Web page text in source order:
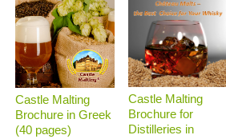
Castle Malting
Brochure in Greek
(40 pages)
Castle Malting
Brochure for
Distilleries in